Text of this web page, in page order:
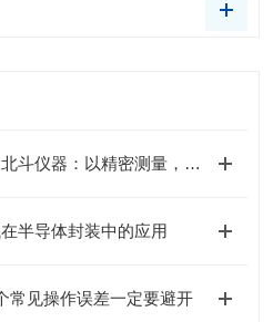
国产接触角测量仪哪家好？北斗仪器：以精密测量，定义界面科学新标准
半导体封装中的应用
常见操作误差一定要避开